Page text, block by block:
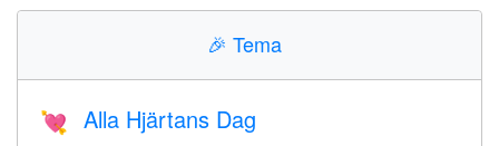
🎉 Tema
💘 Alla Hjärtans Dag